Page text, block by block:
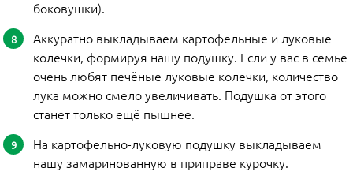
боковушки).
Аккуратно выкладываем картофельные и луковые
колечки, формируя нашу подушку. Если у вас в семье
очень любят печёные луковые колечки, количество
лука можно смело увеличивать. Подушка от этого
станет только ещё пышнее.
На картофельно-луковую подушку выкладываем
нашу замаринованную в приправе курочку.